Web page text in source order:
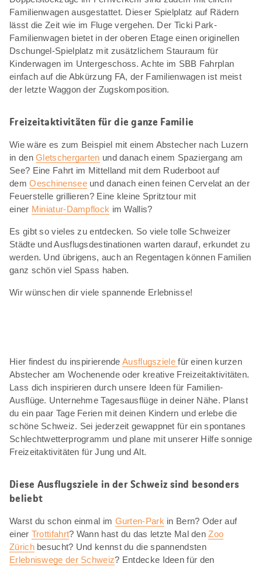
Familienwagen ausgestattet. Dieser Spielplatz auf Rädern
lässt die Zeit wie im Fluge vergehen. Der Ticki Park-
Familienwagen bietet in der oberen Etage einen originellen
Dschungel-Spielplatz mit zusätzlichem Stauraum für
Kinderwagen im Untergeschoss. Achte im SBB Fahrplan
einfach auf die Abkürzung FA, der Familienwagen ist meist
der letzte Waggon der Zugskomposition.
Freizeitaktivitäten für die ganze Familie
Wie wäre es zum Beispiel mit einem Abstecher nach Luzern
in denGletschergarten und danach einem Spaziergang am
See? Eine Fahrt im Mittelland mit dem Ruderboot auf
demOeschinenseeund danach einen feinen Cervelat an der
Feuerstelle grillieren? Eine kleine Spritztour mit
einer Miniatur-Dampflock im Wallis?
Es gibt so vieles zu entdecken. So viele tolle Schweizer
Städte und Ausflugsdestinationen warten darauf, erkundet zu
werden. Und übrigens, auch an Regentagen können Familien
ganz schön viel Spass haben.
Wir wünschen dir viele spannende Erlebnisse!
Hier findest du inspirierendeAusflugszielefür einen kurzen
Abstecher am Wochenende oder kreative Freizeitaktivitäten.
Lass dich inspirieren durch unsere Ideen für Familien-
Ausflüge. Unternehme Tagesausflüge in deiner Nähe. Planst
du ein paar Tage Ferien mit deinen Kindern und erlebe die
schöne Schweiz. Sei jederzeit gewappnet für ein spontanes
Schlechtwetterprogramm und plane mit unserer Hilfe sonnige
Freizeitaktivitäten für Jung und Alt.
Diese Ausflugsziele in der Schweiz sind besonders
beliebt
Warst du schon einmal im Gurten-Park in Bern? Oder auf
einer Trottifahrt? Wann hast du das letzte Mal denZoo
Zürichbesucht? Und kennst du die spannendsten
Erlebniswege der Schweiz? Entdecke Ideen für den